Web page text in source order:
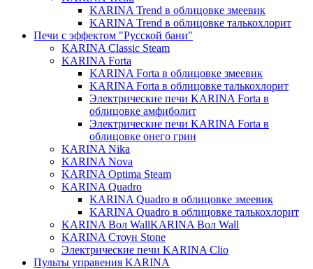
KARINA Trend в облицовке змеевик
KARINA Trend в облицовке талькохлорит
Печи с эффектом "Русской бани"
KARINA Classic Steam
KARINA Forta
KARINA Forta в облицовке змеевик
KARINA Forta в облицовке талькохлорит
Электрические печи KARINA Forta в
облицовке амфиболит
Электрические печи KARINA Forta в
облицовке онего грин
KARINA Nika
KARINA Nova
KARINA Optima Steam
KARINA Quadro
KARINA Quadro в облицовке змеевик
KARINA Quadro в облицовке талькохлорит
KARINA Вол WallKARINA Вол Wall
KARINA Стоун Stone
Электрические печи KARINA Clio
Пульты управения KARINA